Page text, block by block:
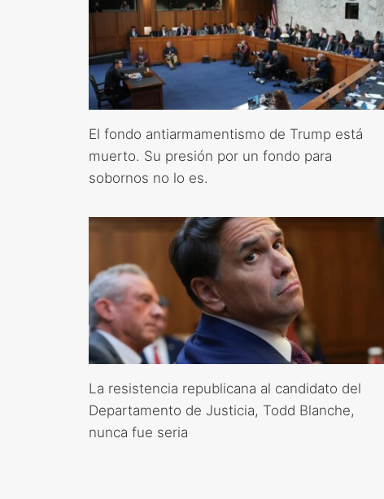
El fondo antiarmamentismo de Trump está
muerto. Su presión por un fondo para
sobornos no lo es.
La resistencia republicana al candidato del
Departamento de Justicia, Todd Blanche,
nunca fue seria